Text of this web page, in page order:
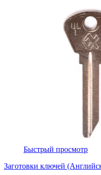
Быстрый просмотр
Заготовки ключей